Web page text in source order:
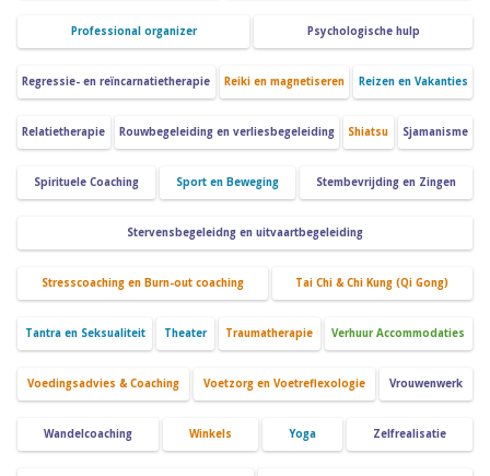
Professional organizer Psychologische hulp
Regressie- en reïncarnatietherapie Reiki en magnetiseren Reizen en Vakanties
Relatietherapie Rouwbegeleiding en verliesbegeleiding Shiatsu Sjamanisme
Spirituele Coaching Sport en Beweging Stembevrijding en Zingen
Stervensbegeleidng en uitvaartbegeleiding
Stresscoaching en Burn-out coaching Tai Chi & Chi Kung (Qi Gong)
Tantra en Seksualiteit Theater Traumatherapie Verhuur Accommodaties
Voedingsadvies & Coaching Voetzorg en Voetreflexologie Vrouwenwerk
Wandelcoaching Winkels Yoga Zelfrealisatie